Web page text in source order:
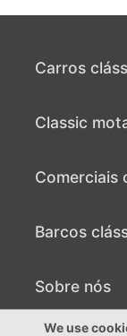
Carros
Classic
Comerciais
Barcos
Vender barco
Sobre nós
Sobre nós
We use